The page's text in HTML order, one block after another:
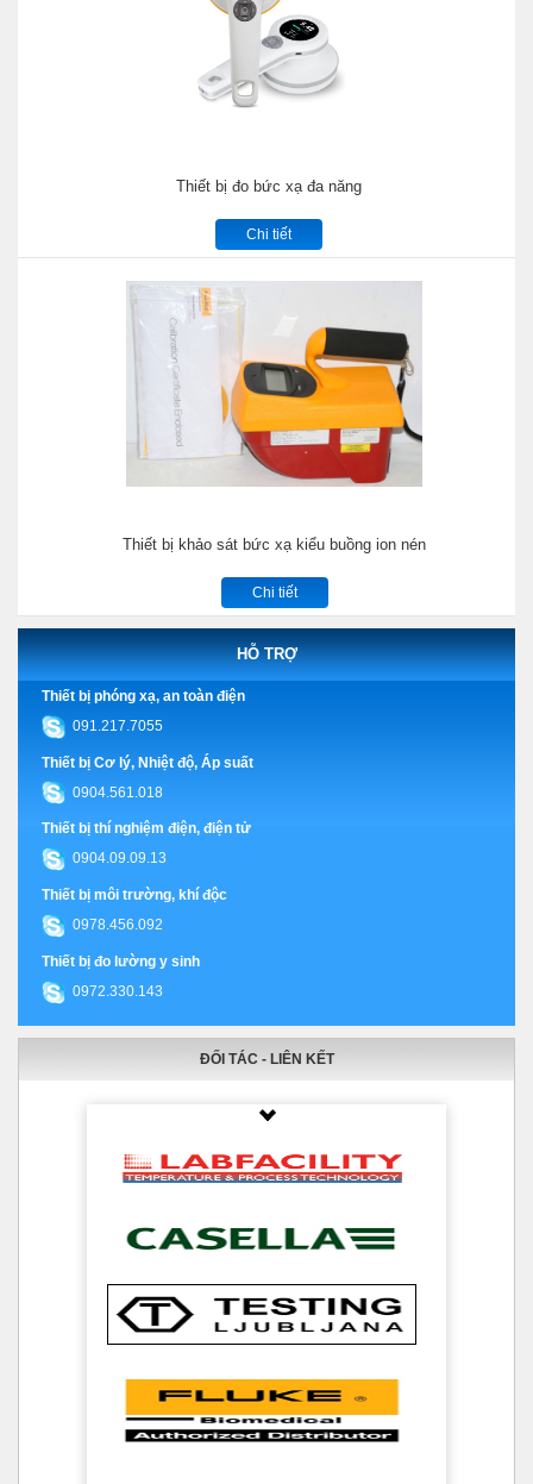
Thiết bị đo bức xạ đa năng
Chi tiết
Thiết bị khảo sát bức xạ kiểu buồng ion nén
Chi tiết
HỖ TRỢ
Thiết bị phóng xạ, an toàn điện
091.217.7055
Thiết bị Cơ lý, Nhiệt độ, Áp suất
0904.561.018
Thiết bị thí nghiệm điện, điện tử
0904.09.09.13
Thiết bị môi trường, khí độc
0978.456.092
Thiết bị đo lường y sinh
0972.330.143
ĐỐI TÁC - LIÊN KẾT